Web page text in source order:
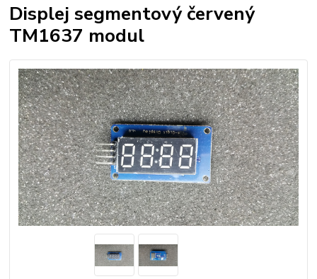
Displej segmentový červený
TM1637 modul